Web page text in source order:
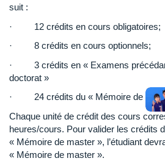
suit :
· 12 crédits en cours obligatoires;
· 8 crédits en cours optionnels;
· 3 crédits en « Examens
doctorat »
· 24 crédits du « Mémoire de
Chaque unité de crédit des cours
heures/cours. Pour valider les crédits
« Mémoire de master », l’étudiant
« Mémoire de master ».